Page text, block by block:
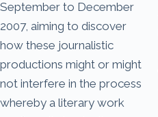
September to December
2007, aiming to discover
how these journalistic
productions might or might
not interfere in the process
whereby a literary work